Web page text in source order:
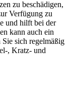
zu beschädigen,
Verfügung zu
und hilft bei der
kann auch ein
sich regelmäßig
, Kratz- und